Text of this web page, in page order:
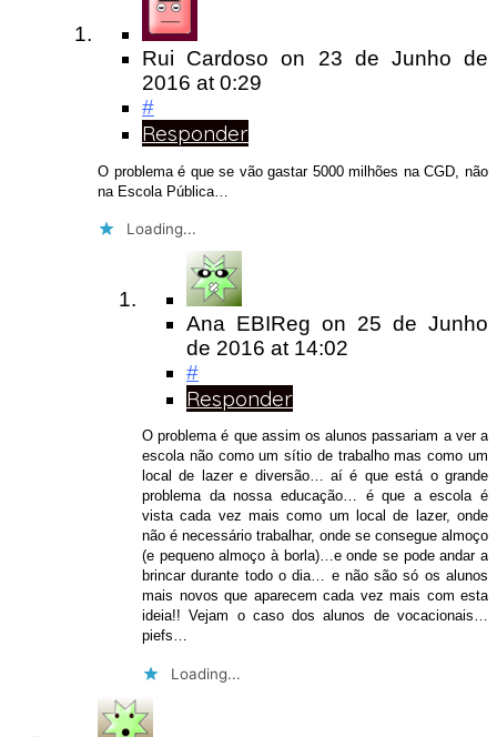
Rui Cardoso on 23 de Junho de
2016 at 0:29
#
Responder
O problema é que se vão gastar 5000 milhões na CGD, não
na Escola Pública…
Loading...
Ana EBIReg on 25 de Junho
de 2016 at 14:02
#
Responder
O problema é que assim os alunos passariam a ver a
escola não como um sítio de trabalho mas como um
local de lazer e diversão… aí é que está o grande
problema da nossa educação… é que a escola é
vista cada vez mais como um local de lazer, onde
não é necessário trabalhar, onde se consegue almoço
(e pequeno almoço à borla)…e onde se pode andar a
brincar durante todo o dia… e não são só os alunos
mais novos que aparecem cada vez mais com esta
ideia!! Vejam o caso dos alunos de vocacionais…
piefs…
Loading...